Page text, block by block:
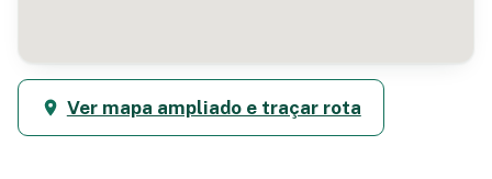
Ver mapa ampliado e traçar rota